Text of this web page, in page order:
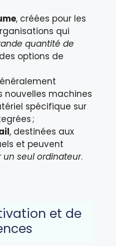
, créées pour les
qui
quantité de
options de
nouvelles machines
spécifique sur
;
, destinées aux
et peuvent
seul ordinateur.
et de